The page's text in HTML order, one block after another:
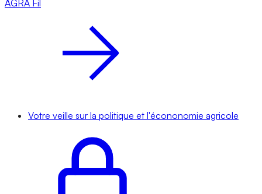
AGRA Fil
Votre veille sur la politique et l'écononomie agricole